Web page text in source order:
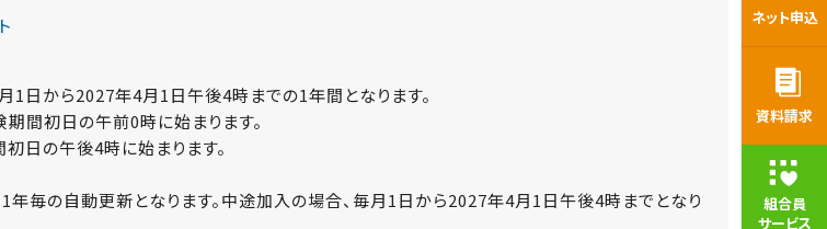
ネット申込
資料請求
組合員
サービス
1日から2027年4月1日午後4時までの1年間となります。
間初日の午前0時に始まります。
日の午後4時に始まります。
毎の自動更新となります。中途加入の場合、毎月1日から2027年4月1日午後4時までとなり